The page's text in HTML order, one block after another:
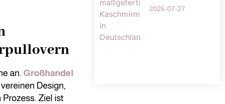
an. Großhandel
Design,
Ziel ist
2026-07-27